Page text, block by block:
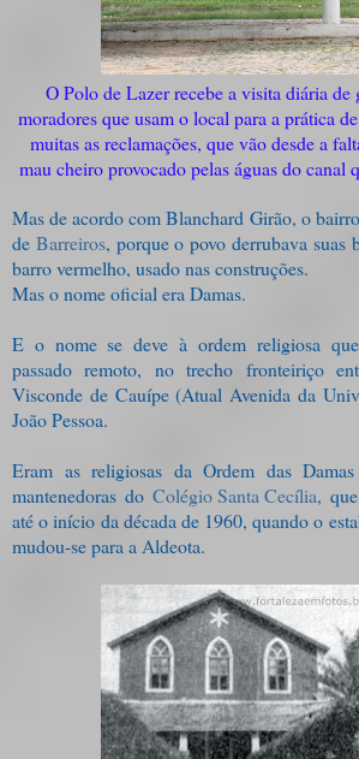
O Polo de Lazer recebe a visita diária de
moradores que usam o local para a prática
muitas as reclamações, que vão desde a
mau cheiro provocado pelas águas do canal
Mas de acordo com Blanchard Girão, o
de Barreiros, porque o povo derrubava suas
barro vermelho, usado nas construções.
Mas o nome oficial era Damas.
E o nome se deve à ordem religiosa
passado remoto, no trecho fronteiriço
Visconde de Cauípe (Atual Avenida da
João Pessoa.
Eram as religiosas da Ordem das
mantenedoras do Colégio Santa Cecília,
até o início da década de 1960, quando o
mudou-se para a Aldeota.